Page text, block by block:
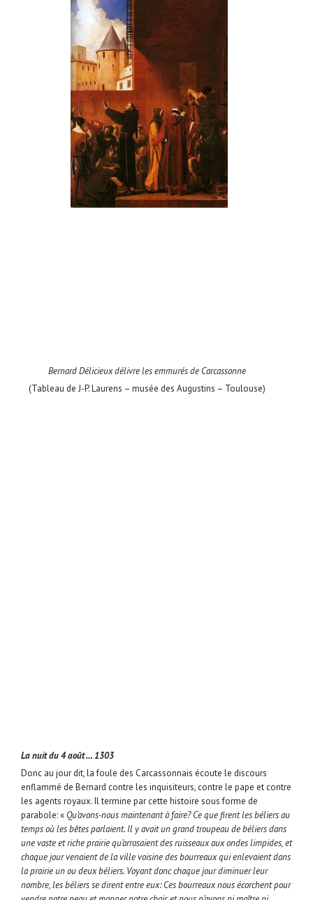
Bernard Délicieux délivre les emmurés de Carcassonne
(Tableau de J-P. Laurens – musée des Augustins – Toulouse)
La nuit du 4 août … 1303
Donc au jour dit, la foule des Carcassonnais écoute le discours
enflammé de Bernard contre les inquisiteurs, contre le pape et contre
les agents royaux. Il termine par cette histoire sous forme de
parabole: « Qu’avons-nous maintenant à faire? Ce que firent les béliers au
temps où les bêtes parlaient. Il y avait un grand troupeau de béliers dans
une vaste et riche prairie qu’arrosaient des ruisseaux aux ondes limpides, et
chaque jour venaient de la ville voisine des bourreaux qui enlevaient dans
la prairie un ou deux béliers. Voyant donc chaque jour diminuer leur
nombre, les béliers se dirent entre eux: Ces bourreaux nous écorchent pour